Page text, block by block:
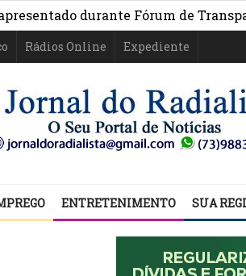
durante Fórum de
Rádios Online Expediente
ENTRETENIMENTO SUA